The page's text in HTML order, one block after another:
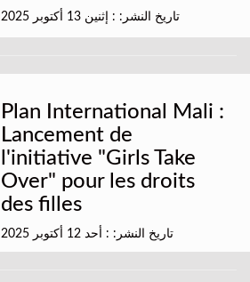
تاريخ النشر: : إثنين 13 أكتوبر 2025
Plan International Mali :
Lancement de
l'initiative "Girls Take
Over" pour les droits
des filles
تاريخ النشر: : أحد 12 أكتوبر 2025